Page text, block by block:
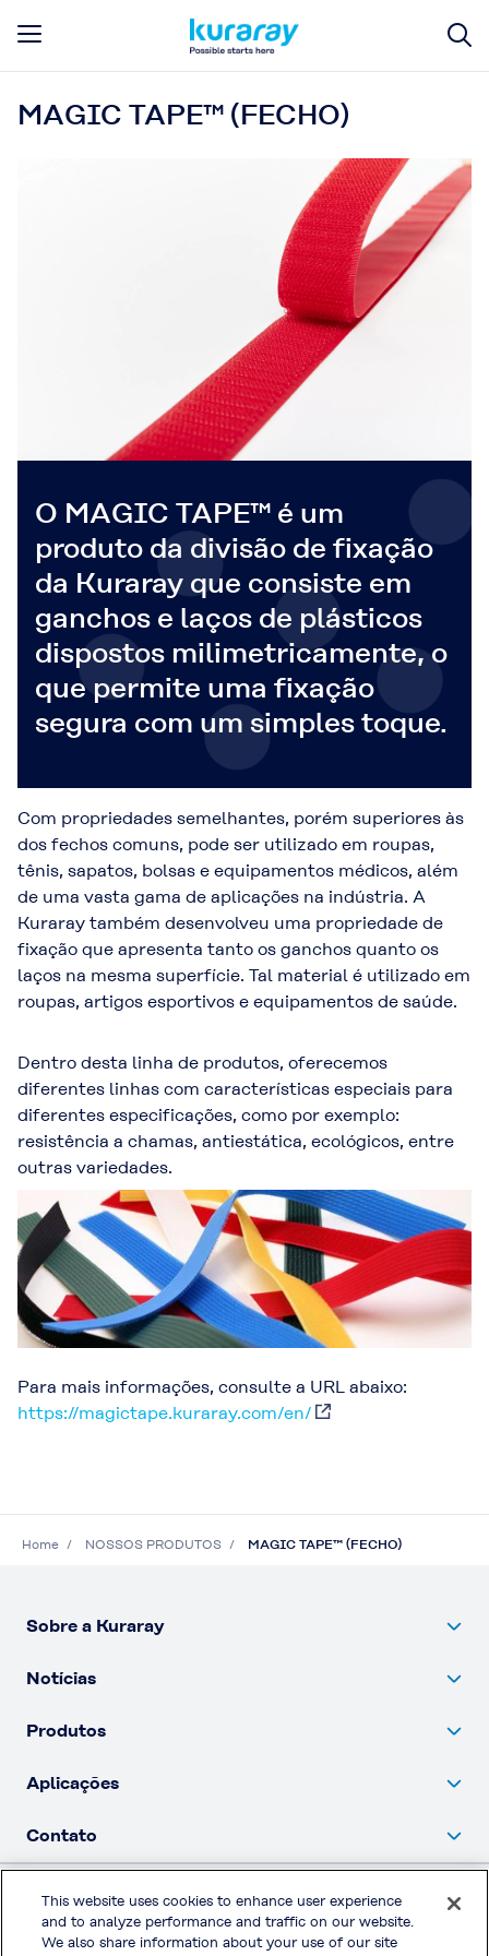
MAGIC TAPE™ (FECHO)
O MAGIC TAPE™ é um
produto da divisão de fixação
da Kuraray que consiste em
ganchos e laços de plásticos
dispostos milimetricamente, o
que permite uma fixação
segura com um simples toque.
Com propriedades semelhantes, porém superiores às
dos fechos comuns, pode ser utilizado em roupas,
tênis, sapatos, bolsas e equipamentos médicos, além
de uma vasta gama de aplicações na indústria. A
Kuraray também desenvolveu uma propriedade de
fixação que apresenta tanto os ganchos quanto os
laços na mesma superfície. Tal material é utilizado em
roupas, artigos esportivos e equipamentos de saúde.
Dentro desta linha de produtos, oferecemos
diferentes linhas com características especiais para
diferentes especificações, como por exemplo:
resistência a chamas, antiestática, ecológicos, entre
outras variedades.
Para mais informações, consulte a URL abaixo:
https://magictape.kuraray.com/en/
Home NOSSOS PRODUTOS MAGIC TAPE™ (FECHO)
Sobre a Kuraray
Notícias
Produtos
Aplicações
Contato
Política de privacidade
This website uses cookies to enhance user experience
and to analyze performance and traffic on our website.
We also share information about your use of our site